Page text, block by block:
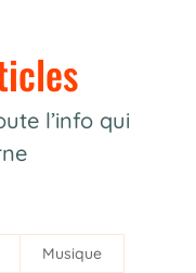
l’info qui
Musique